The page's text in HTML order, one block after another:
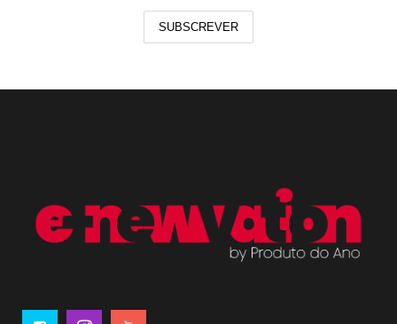
SUBSCREVER